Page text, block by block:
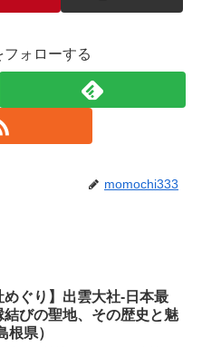
ォローする
momochi333
めぐり】出雲大社-日本最
結びの聖地、その歴史と魅
根県）